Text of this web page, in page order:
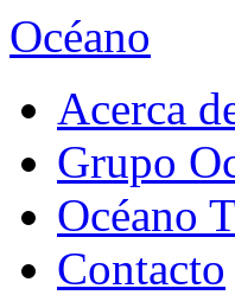
Océano
Acerca
Grupo
Océano
Contacto